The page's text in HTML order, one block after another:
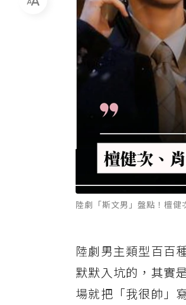
陸劇「斯文男」盤點！檀
陸劇男主類型百百
默默入坑的，其實
場就把「我很帥」